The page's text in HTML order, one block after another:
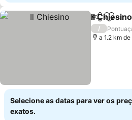
Partilhar
Il Chiesino
/
a 1.2 km
Selecione as datas para ver os
exatos.